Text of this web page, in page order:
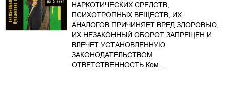
НАРКОТИЧЕСКИХ СРЕДСТВ,
ПСИХОТРОПНЫХ ВЕЩЕСТВ, ИХ
АНАЛОГОВ ПРИЧИНЯЕТ ВРЕД ЗДОРОВЬЮ,
ИХ НЕЗАКОННЫЙ ОБОРОТ ЗАПРЕЩЕН И
ВЛЕЧЕТ УСТАНОВЛЕННУЮ
ЗАКОНОДАТЕЛЬСТВОМ
ОТВЕТСТВЕННОСТЬ Ком…